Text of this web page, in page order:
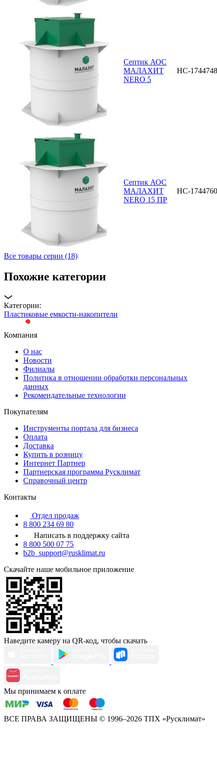
Септик АОС
МАЛАХИТ
NERO 5
НС-1744748
Септик АОС
МАЛАХИТ
NERO 15 ПР
НС-1744760
Все товары серии (18)
Похожие категории
Категории:
Пластиковые емкости-накопители
Компания
О нас
Новости
Филиалы
Политика в отношении обработки персональных
данных
Рекомендательные технологии
Покупателям
Инструменты портала для бизнеса
Оплата
Доставка
Купить в розницу
Интернет Партнер
Партнерская программа Русклимат
Справочный центр
Контакты
Отдел продаж
8 800 234 69 80
Написать в поддержку сайта
8 800 500 07 75
b2b_support@rusklimat.ru
Скачайте наше мобильное приложение
Наведите камеру на QR-код, чтобы скачать
Мы принимаем к оплате
ВСЕ ПРАВА ЗАЩИЩЕНЫ © 1996–2026 ТПХ «Русклимат»